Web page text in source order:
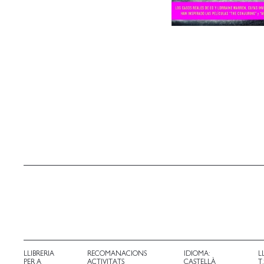
LLIBRERIA
PER A
RECOMANACIONS
ACTIVITATS
IDIOMA:
CASTELLÀ